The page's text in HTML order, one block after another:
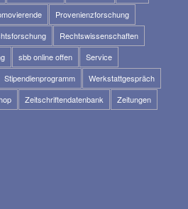
Provenienzforschung
Rechtswissenschaften
sbb online offen
Service
Stipendienprogramm
Werkstattgespräch
Zeitschriftendatenbank
Zeitungen